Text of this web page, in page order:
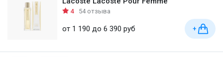
4 54 отзыва
от 1 190 до 6 390 руб +